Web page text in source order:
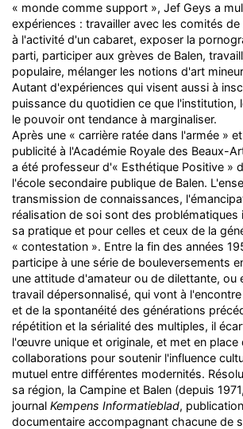
« monde comme support », Jef Geys a
expériences : travailler avec les comités
à l'activité d'un cabaret, exposer la
parti, participer aux grèves de Balen,
populaire, mélanger les notions d'art
Autant d'expériences qui visent aussi à
puissance du quotidien ce que l'institution,
le pouvoir ont tendance à marginaliser.
Après une « carrière ratée dans l'armée »
publicité à l'Académie Royale des Beaux-
a été professeur d'« Esthétique Positive »
l'école secondaire publique de Balen.
transmission de connaissances,
réalisation de soi sont des problématiques
sa pratique et pour celles et ceux de la
« contestation ». Entre la fin des années
participe à une série de bouleversements
une attitude d'amateur ou de dilettante, ou
travail dépersonnalisé, qui vont à
et de la spontanéité des générations
répétition et la sérialité des multiples, il
l'œuvre unique et originale, et met en place
collaborations pour soutenir l'influence
mutuel entre différentes modernités.
sa région, la Campine et Balen (depuis
journal Kempens Informatieblad,
documentaire accompagnant chacune de